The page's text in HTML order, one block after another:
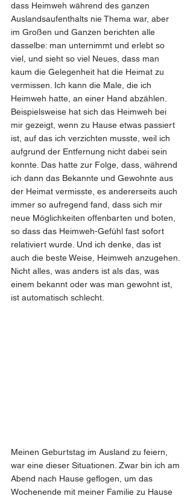
dass Heimweh während des ganzen
Auslandsaufenthalts nie Thema war, aber
im Großen und Ganzen berichten alle
dasselbe: man unternimmt und erlebt so
viel, und sieht so viel Neues, dass man
kaum die Gelegenheit hat die Heimat zu
vermissen. Ich kann die Male, die ich
Heimweh hatte, an einer Hand abzählen.
Beispielsweise hat sich das Heimweh bei
mir gezeigt, wenn zu Hause etwas passiert
ist, auf das ich verzichten musste, weil ich
aufgrund der Entfernung nicht dabei sein
konnte. Das hatte zur Folge, dass, während
ich dann das Bekannte und Gewohnte aus
der Heimat vermisste, es andererseits auch
immer so aufregend fand, dass sich mir
neue Möglichkeiten offenbarten und boten,
so dass das Heimweh-Gefühl fast sofort
relativiert wurde. Und ich denke, das ist
auch die beste Weise, Heimweh anzugehen.
Nicht alles, was anders ist als das, was
einem bekannt oder was man gewohnt ist,
ist automatisch schlecht.
Meinen Geburtstag im Ausland zu feiern,
war eine dieser Situationen. Zwar bin ich am
Abend nach Hause geflogen, um das
Wochenende mit meiner Familie zu Hause